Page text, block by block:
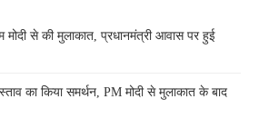
मोदी से की मुलाकात, प्रधानमंत्री आवास पर हुई
का किया समर्थन, PM मोदी से मुलाकात के बाद